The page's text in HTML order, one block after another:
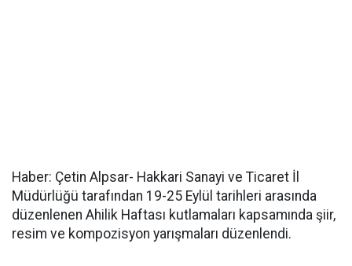
Haber: Çetin Alpsar- Hakkari Sanayi ve Ticaret İl
Müdürlüğü tarafından 19-25 Eylül tarihleri arasında
düzenlenen Ahilik Haftası kutlamaları kapsamında şiir,
resim ve kompozisyon yarışmaları düzenlendi.